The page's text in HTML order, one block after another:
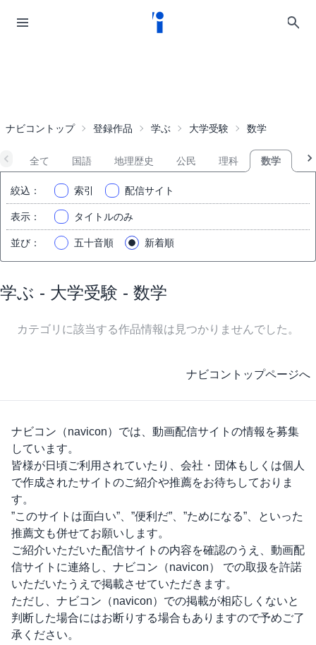
ナビコントップ 登録作品 学ぶ 大学受験 数学
全て 国語 地理歴史 公民 理科 数学
絞込 ： 索引 配信サイト
表示 ： タイトルのみ
並び ： 五十音順 新着順
学ぶ - 大学受験 - 数学
カテゴリに該当する作品情報は見つかりませんでした。
ナビコントップページへ
ナビコン（navicon） では、動画配信サイトの情報を募集
しています。
皆様が日頃ご利用されていたり、会社・団体もしくは個人
で作成されたサイトのご紹介や推薦をお待ちしておりま
す。
”このサイトは面白い”、”便利だ”、”ためになる”、といった
推薦文も併せてお願いします。
ご紹介いただいた配信サイトの内容を確認のうえ、動画配
信サイトに連絡し、 ナビコン（navicon）
での取扱を許諾
いただいたうえで掲載させていただきます。
ただし、 ナビコン（navicon） での掲載が相応しくないと
判断した場合にはお断りする場合もありますので予めご了
承ください。